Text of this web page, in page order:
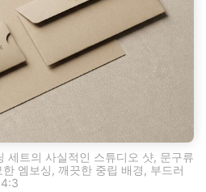
세트의 사실적인 스튜디오 샷, 문구류
엠보싱, 깨끗한 중립 배경, 부드러